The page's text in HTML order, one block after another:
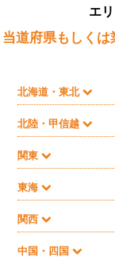
エ
当道府県もしく
北海道・東北
北陸・甲信越
関東
東海
関西
中国・四国